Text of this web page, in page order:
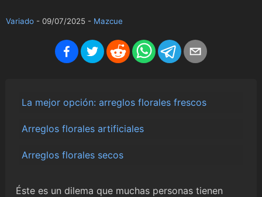
Variado - 09/07/2025 - Mazcue
La mejor opción: arreglos florales frescos
Arreglos florales artificiales
Arreglos florales secos
Éste es un dilema que muchas personas tienen